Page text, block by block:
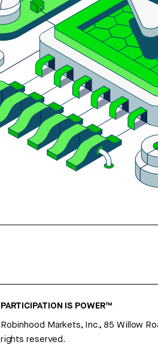
PARTICIPATION IS POWER™
Robinhood Markets, Inc., 85 Willow
rights reserved.